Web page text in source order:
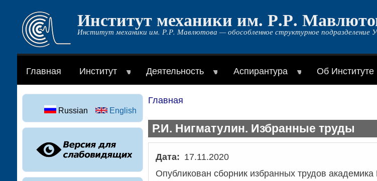
Перейти
основному
содержанию
Институт механики им. Р.Р.
Институт механики им. Р.Р. Мавлютова — обособленное структурное
Главная Институт Деятельность Аспирантура Об Институте
навигации
Главная
Р.И. Нигматулин. Избранные труды
Дата
17.11.2020
Опубликован сборник избранных трудов
Russian English